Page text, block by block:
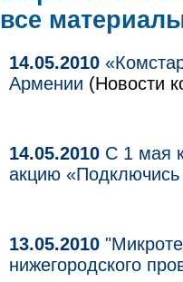
все
14.05.2010
Армении (Новости
14.05.2010 С 1 мая
акцию
13.05.2010
нижегородского